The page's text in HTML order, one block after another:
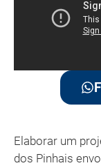
Elaborar um
dos Pinhais